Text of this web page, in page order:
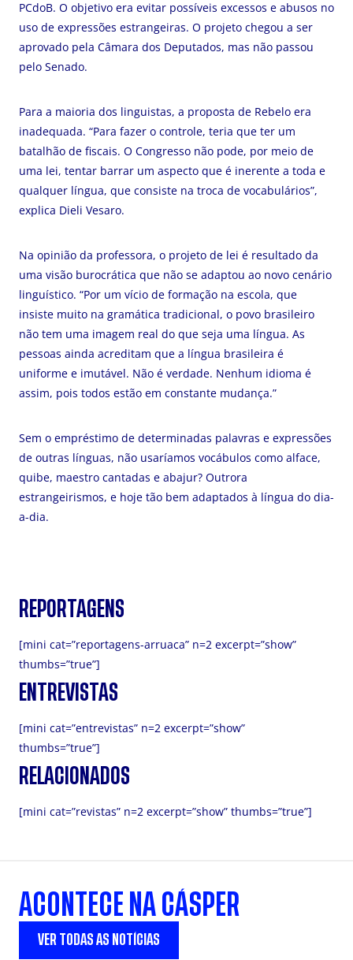
PCdoB. O objetivo era evitar possíveis excessos e abusos no
uso de expressões estrangeiras. O projeto chegou a ser
aprovado pela Câmara dos Deputados, mas não passou
pelo Senado.
Para a maioria dos linguistas, a proposta de Rebelo era
inadequada. “Para fazer o controle, teria que ter um
batalhão de fiscais. O Congresso não pode, por meio de
uma lei, tentar barrar um aspecto que é inerente a toda e
qualquer língua, que consiste na troca de vocabulários”,
explica Dieli Vesaro.
Na opinião da professora, o projeto de lei é resultado da
uma visão burocrática que não se adaptou ao novo cenário
linguístico. “Por um vício de formação na escola, que
insiste muito na gramática tradicional, o povo brasileiro
não tem uma imagem real do que seja uma língua. As
pessoas ainda acreditam que a língua brasileira é
uniforme e imutável. Não é verdade. Nenhum idioma é
assim, pois todos estão em constante mudança.”
Sem o empréstimo de determinadas palavras e expressões
de outras línguas, não usaríamos vocábulos como alface,
quibe, maestro cantadas e abajur? Outrora
estrangeirismos, e hoje tão bem adaptados à língua do dia-
a-dia.
REPORTAGENS
[mini cat=”reportagens-arruaca” n=2 excerpt=”show”
thumbs=”true”]
ENTREVISTAS
[mini cat=”entrevistas” n=2 excerpt=”show”
thumbs=”true”]
RELACIONADOS
[mini cat=”revistas” n=2 excerpt=”show” thumbs=”true”]
ACONTECE NA CÁSPER
VER TODAS AS NOTÍCIAS